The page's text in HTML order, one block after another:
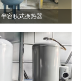
半容积式换热器